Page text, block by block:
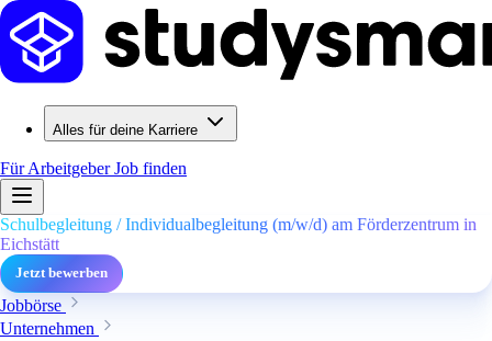
Alles für deine Karriere
Für ArbeitgeberJob finden
Schulbegleitung / Individualbegleitung (m/w/d) am Förderzentrum in
Eichstätt
Jetzt bewerben
Jobbörse
Unternehmen